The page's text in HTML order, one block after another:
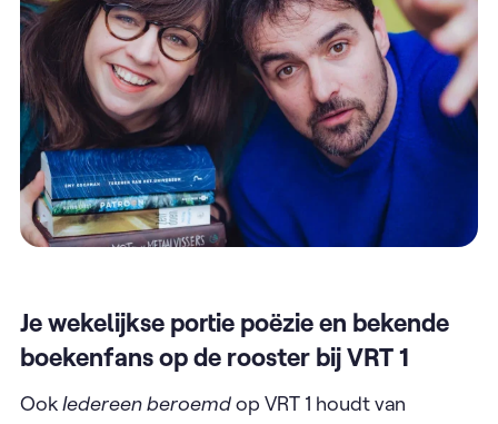
Je wekelijkse portie poëzie en bekende
boekenfans op de rooster bij VRT 1
OokIedereen beroemdop VRT 1 houdt van